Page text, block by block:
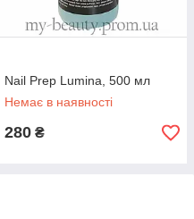
Nail Prep Lumina, 500 мл
Немає в наявності
280 ₴